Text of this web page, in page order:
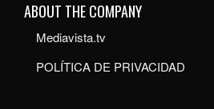
ABOUT THE COMPANY
Mediavista.tv
POLÍTICA DE PRIVACIDAD